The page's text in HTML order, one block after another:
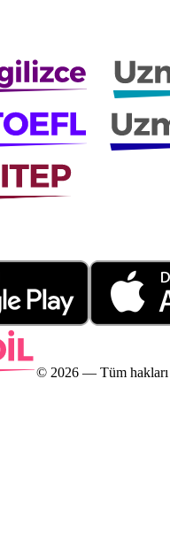
© 2026 — Tüm hakları